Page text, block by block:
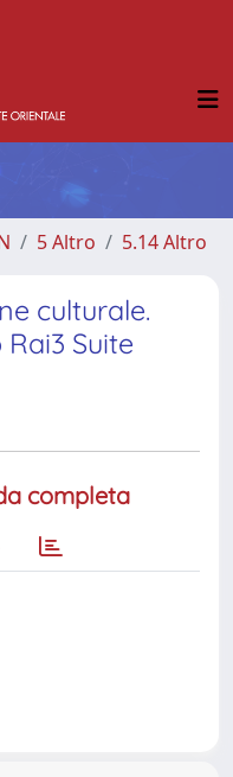
5 Altro 5.14 Altro
culturale.
Suite
completa